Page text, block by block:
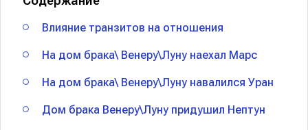
Влияние транзитов на отношения
На дом брака\ Венеру\Луну наехал Марс
На дом брака\ Венеру\Луну навалился Уран
Дом брака Венеру\Луну придушил Нептун